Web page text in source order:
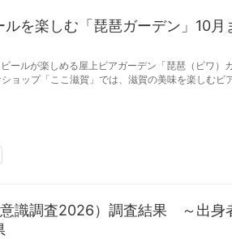
を楽しむ「琵琶ガーデン」10月
ールが楽しめる屋上ビアガーデン「琵琶（ビワ）
識調査2026）調査結果 ～出身